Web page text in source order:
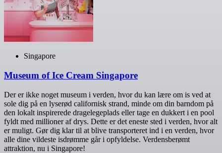
Singapore
Museum of Ice Cream Singapore
Der er ikke noget museum i verden, hvor du kan lære om is ved at
sole dig på en lyserød californisk strand, minde om din barndom på
den lokalt inspirerede dragelegeplads eller tage en dukkert i en pool
fyldt med millioner af drys. Dette er det eneste sted i verden, hvor alt
er muligt. Gør dig klar til at blive transporteret ind i en verden, hvor
alle dine vildeste isdrømme går i opfyldelse. Verdensberømt
attraktion, nu i Singapore!